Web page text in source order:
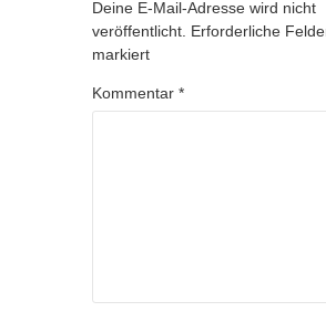
Deine E-Mail-Adresse wird nicht
veröffentlicht. Erforderliche
markiert
Kommentar *